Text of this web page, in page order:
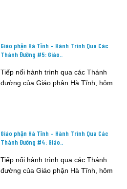
Giáo phận Hà Tĩnh – Hành Trình Qua Các
Thánh Đường #5: Giáo..
Tiếp nối hành trình qua các Thánh
đường của Giáo phận Hà Tĩnh, hôm
Giáo phận Hà Tĩnh – Hành Trình Qua Các
Thánh Đường #4: Giáo..
Tiếp nối hành trình qua các Thánh
đường của Giáo phận Hà Tĩnh, hôm